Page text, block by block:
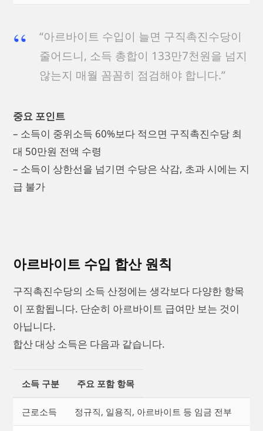
“아르바이트 수입이 늘면 구직촉진수당이
줄어드니, 소득 총합이 133만7천원을 넘지
않는지 매월 꼼꼼히 점검해야 합니다.”
중요 포인트
– 소득이 중위소득 60%보다 적으면 구직촉진수당 최
대 50만원 전액 수령
– 소득이 상한선을 넘기면 수당은 삭감, 초과 시에는 지
급 불가
아르바이트 수입 합산 원칙
구직촉진수당의 소득 산정에는 생각보다 다양한 항목
이 포함됩니다. 단순히 아르바이트 급여만 보는 것이
아닙니다.
합산 대상 소득은 다음과 같습니다.
소득 구분 주요 포함 항목
근로소득 정규직, 일용직, 아르바이트 등 임금 전부